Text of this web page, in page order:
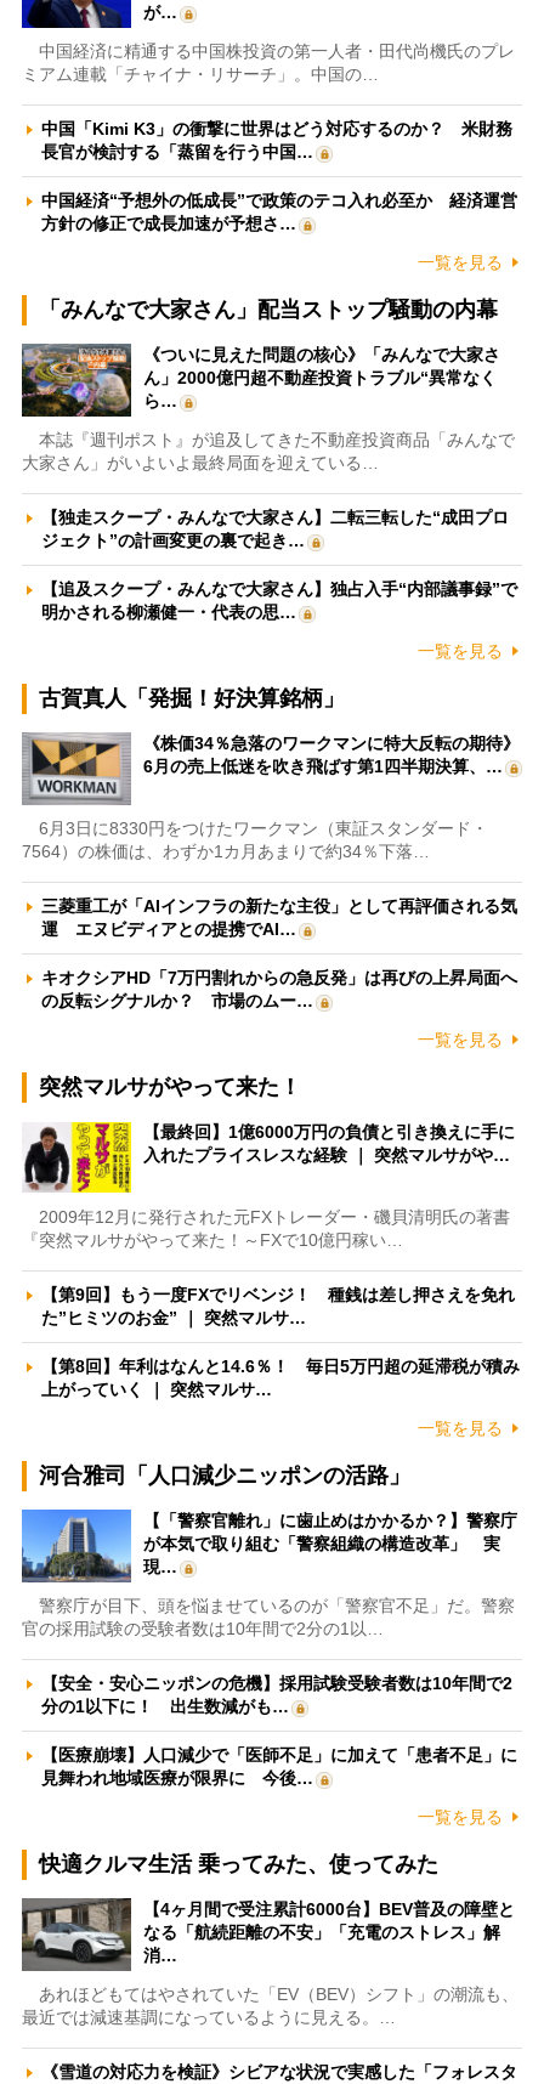
が…
中国経済に精通する中国株投資の第一人者・田代尚機氏のプレ
ミアム連載「チャイナ・リサーチ」。中国の…
中国「Kimi K3」の衝撃に世界はどう対応するのか？ 米財務
長官が検討する「蒸留を行う中国…
中国経済“予想外の低成長”で政策のテコ入れ必至か 経済運営
方針の修正で成長加速が予想さ…
一覧を見る
「みんなで大家さん」配当ストップ騒動の内幕
《ついに見えた問題の核心》「みんなで大家さ
ん」2000億円超不動産投資トラブル“異常なく
ら…
本誌『週刊ポスト』が追及してきた不動産投資商品「みんなで
大家さん」がいよいよ最終局面を迎えている…
【独走スクープ・みんなで大家さん】二転三転した“成田プロ
ジェクト”の計画変更の裏で起き…
【追及スクープ・みんなで大家さん】独占入手“内部議事録”で
明かされる柳瀬健一・代表の思…
一覧を見る
古賀真人「発掘！好決算銘柄」
《株価34％急落のワークマンに特大反転の期待》
6月の売上低迷を吹き飛ばす第1四半期決算、…
6月3日に8330円をつけたワークマン（東証スタンダード・
7564）の株価は、わずか1カ月あまりで約34％下落…
三菱重工が「AIインフラの新たな主役」として再評価される気
運 エヌビディアとの提携でAI…
キオクシアHD「7万円割れからの急反発」は再びの上昇局面へ
の反転シグナルか？ 市場のムー…
一覧を見る
突然マルサがやって来た！
【最終回】1億6000万円の負債と引き換えに手に
入れたプライスレスな経験 ｜ 突然マルサがや…
2009年12月に発行された元FXトレーダー・磯貝清明氏の著書
『突然マルサがやって来た！～FXで10億円稼い…
【第9回】もう一度FXでリベンジ！ 種銭は差し押さえを免れ
た”ヒミツのお金” ｜ 突然マルサ…
【第8回】年利はなんと14.6％！ 毎日5万円超の延滞税が積み
上がっていく ｜ 突然マルサ…
一覧を見る
河合雅司「人口減少ニッポンの活路」
【「警察官離れ」に歯止めはかかるか？】警察庁
が本気で取り組む「警察組織の構造改革」 実
現…
警察庁が目下、頭を悩ませているのが「警察官不足」だ。警察
官の採用試験の受験者数は10年間で2分の1以…
【安全・安心ニッポンの危機】採用試験受験者数は10年間で2
分の1以下に！ 出生数減がも…
【医療崩壊】人口減少で「医師不足」に加えて「患者不足」に
見舞われ地域医療が限界に 今後…
一覧を見る
快適クルマ生活 乗ってみた、使ってみた
【4ヶ月間で受注累計6000台】BEV普及の障壁と
なる「航続距離の不安」「充電のストレス」解
消…
あれほどもてはやされていた「EV（BEV）シフト」の潮流も、
最近では減速基調になっているように見える。…
《雪道の対応力を検証》シビアな状況で実感した「フォレスタ